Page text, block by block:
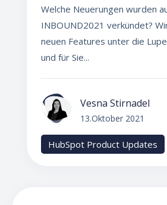
Welche Neuerungen wurden
INBOUND2021 verkündet?
neuen Features unter die
und für Sie...
Vesna Stirnadel
13.Oktober 2021
HubSpot Product Updates